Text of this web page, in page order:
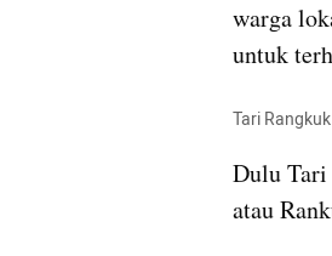
warga
untuk
Tari
Dulu Tari
atau